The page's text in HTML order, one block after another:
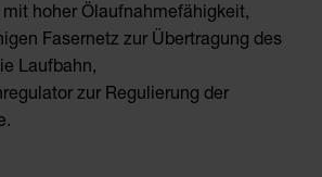
hoher Ölaufnahmefähigkeit,
Fasernetz zur Übertragung des
Laufbahn,
zur Regulierung der